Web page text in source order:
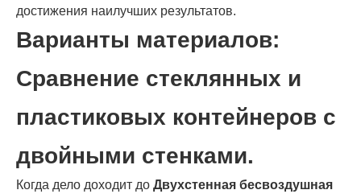
достижения наилучших результатов.
Варианты материалов:
Сравнение стеклянных и
пластиковых контейнеров с
двойными стенками.
Когда дело доходит до Двухстенная бесвоздушная